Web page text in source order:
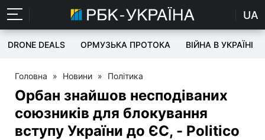
UA
DRONE DEALS ОРМУЗЬКА ПРОТОКА ВІЙНА В УКРАЇНІ
Головна » Новини » Політика
Орбан знайшов несподіваних
союзників для блокування
вступу України до ЄС, - Politico